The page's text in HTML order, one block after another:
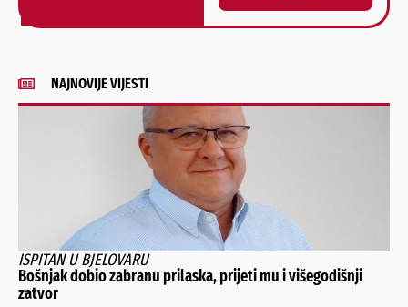
Alternative:
NAJNOVIJE VIJESTI
ISPITAN U BJELOVARU
Bošnjak dobio zabranu prilaska, prijeti mu i višegodišnji
zatvor